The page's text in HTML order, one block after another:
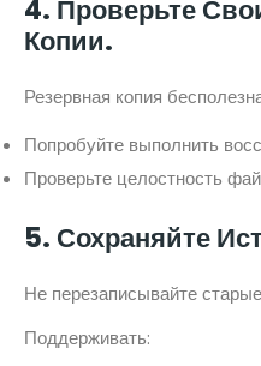
4. Проверьте
Копии.
Резервная копия
Попробуйте выполнить
Проверьте целостность
5. Сохраняйте
Не перезаписывайте
Поддерживать: